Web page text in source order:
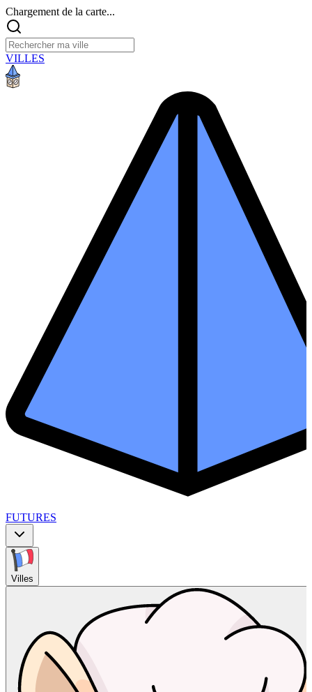
Chargement de la carte...
VILLES
FUTURES
Villes